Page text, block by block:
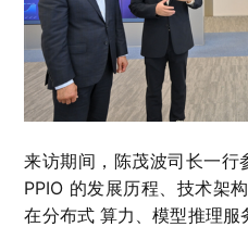
来访期间，陈茂波司长一行
PPIO 的发展历程、技术架
在分布式 算力、模型推理